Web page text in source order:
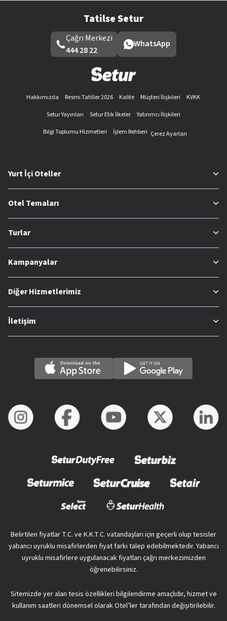
Tatilse Setur
Çağrı Merkezi
444 28 22
WhatsApp
Hakkımızda Resmi Tatiller 2026 Kalite Müşteri İlişkileri
KVKK
Setur Yayınları
Setur Etik İlkeler
Yatırımcı İlişkileri
Bilgi Toplumu Hizmetleri
İşlem Rehberi Çerez Ayarları
Yurt İçi Oteller
Otel Temaları
Turlar
Kampanyalar
Diğer Hizmetlerimiz
İletişim
Belirtilen fiyatlar T.C. ve K.K.T.C. vatandaşları için geçerli olup tesisler
yabancı uyruklu misafirlerden fiyat farkı talep edebilmektedir. Yabancı
uyruklu misafirlere uygulanacak fiyatları çağrı merkezimizden
öğrenebilirsiniz.
Sitemizde yer alan tesis özellikleri bilgilendirme amaçlıdır, hizmet ve
kullanım saatleri dönemsel olarak Otel’ler tarafından değişitirilebilir.